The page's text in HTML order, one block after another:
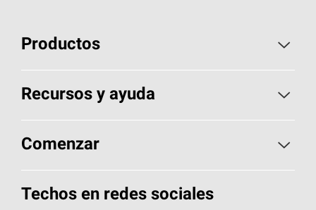
Productos
Elija sus tejas
Encuentre un contratista
Componentes para techos
Recursos y ayuda
Aspectos básicos sobre techos
Herramientas de diseño y color
Comenzar
Llame al 1-800-GET-PINK®
Techos en redes sociales